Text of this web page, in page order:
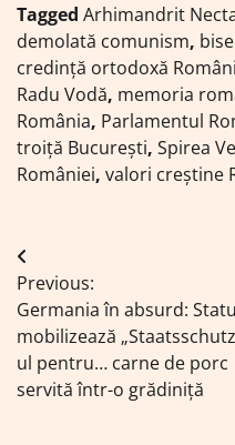
Tagged Arhimandrit
demolată comunism,
credință ortodoxă
Radu Vodă, memoria
România, Parlamentul
troiță București, Spirea
României, valori creștine
Navigare
în
articole
Previous:
Germania în absurd:
mobilizează
ul pentru… carne de porc
servită într-o grădiniță